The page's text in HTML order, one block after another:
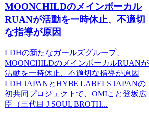
MOONCHILDのメインボーカル
RUANが活動を一時休止、不適切
な指導が原因
LDHの新たなガールズグループ、
MOONCHILDのメインボーカルRUANが
活動を一時休止、不適切な指導が原因
LDH JAPANとHYBE LABELS JAPANの
初共同プロジェクトで、OMIこと登坂広
臣（三代目 J SOUL BROTH...